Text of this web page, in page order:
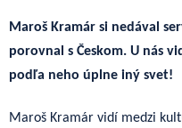
Maroš Kramár si nedával
porovnal s Českom. U nás
podľa neho úplne iný svet!
Maroš Kramár vidí medzi